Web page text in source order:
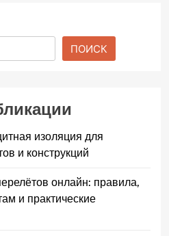
ПОИСК
изоляция для
и конструкций
онлайн: правила,
и практические